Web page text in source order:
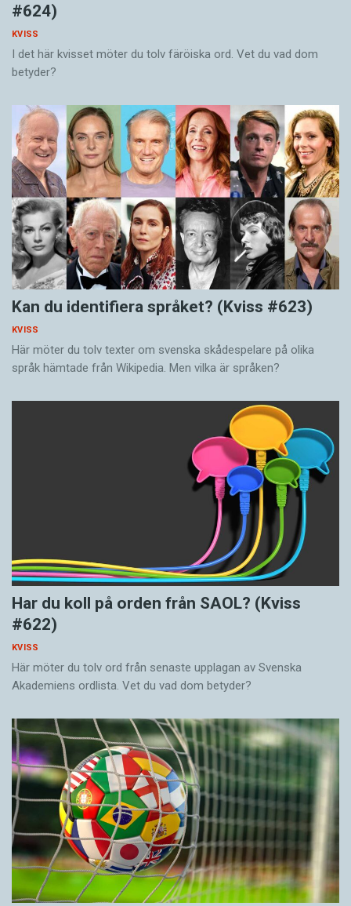
#624)
KVISS
I det här kvisset möter du tolv färöiska ord. Vet du vad dom
betyder?
Kan du identifiera språket? (Kviss #623)
KVISS
Här möter du tolv texter om svenska skådespelare på olika
språk hämtade från Wikipedia. Men vilka är språken?
Har du koll på orden från SAOL? (Kviss
#622)
KVISS
Här möter du tolv ord från senaste upplagan av Svenska
Akademiens ordlista. Vet du vad dom betyder?